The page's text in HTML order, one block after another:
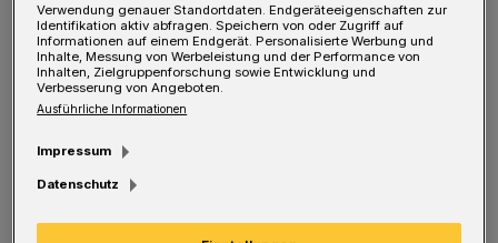
K urzerhand organisierte sich der
Geschenkebringer aus Lappland eine
schicke Honda Goldwing mit Beiwagen –
Verwendung genauer Standortdaten. Endgeräteeigenschaften zur
Identifikation aktiv abfragen. Speichern von oder Zugriff auf
Informationen auf einem Endgerät. Personalisierte Werbung und
Inhalte, Messung von Werbeleistung und der Performance von
Inhalten, Zielgruppenforschung sowie Entwicklung und
Verbesserung von Angeboten.
Ausführliche Informationen
Impressum
Datenschutz